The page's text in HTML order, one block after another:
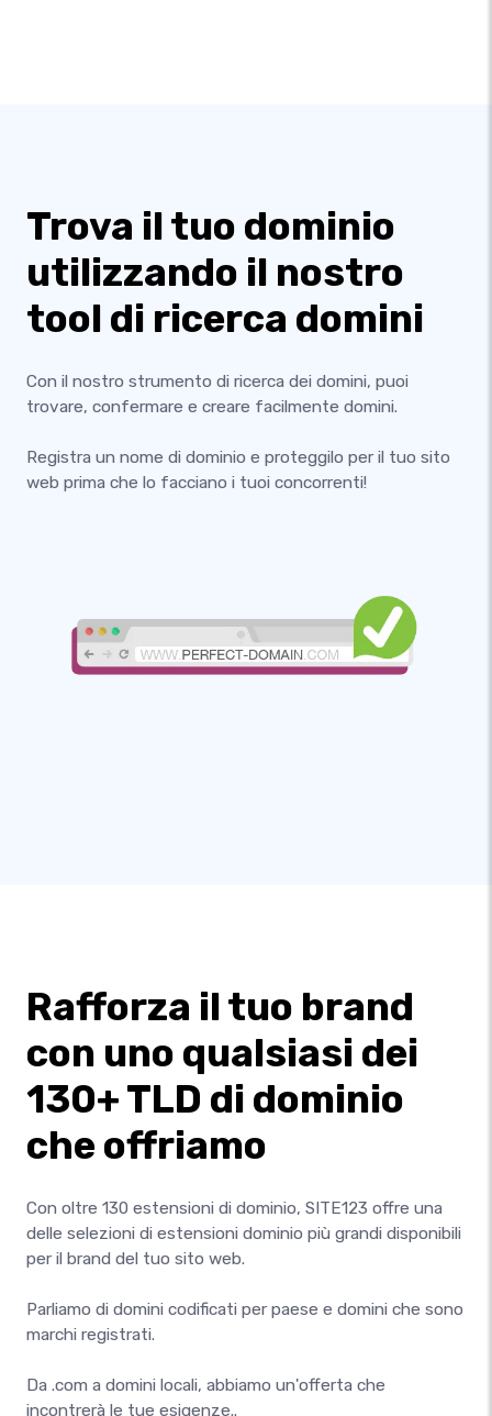
Trova il tuo dominio
utilizzando il nostro
tool di ricerca domini
Con il nostro strumento di ricerca dei domini, puoi
trovare, confermare e creare facilmente domini.
Registra un nome di dominio e proteggilo per il tuo sito
web prima che lo facciano i tuoi concorrenti!
Rafforza il tuo brand
con uno qualsiasi dei
130+ TLD di dominio
che offriamo
Con oltre 130 estensioni di dominio, SITE123 offre una
delle selezioni di estensioni dominio più grandi disponibili
per il brand del tuo sito web.
Parliamo di domini codificati per paese e domini che sono
marchi registrati.
Da .com a domini locali, abbiamo un'offerta che
incontrerà le tue esigenze..